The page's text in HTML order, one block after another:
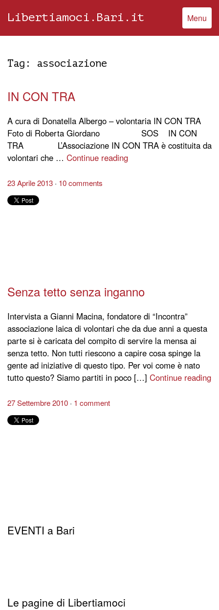
Libertiamoci.Bari.it Menu
Tag: associazione
IN CON TRA
A cura di Donatella Albergo – volontaria IN CON TRA
Foto di Roberta Giordano SOS IN CON
TRA L’Associazione IN CON TRA è costituita da
volontari che … Continue reading
23 Aprile 2013 10 comments
Senza tetto senza inganno
Intervista a Gianni Macina, fondatore di “Incontra”
associazione laica di volontari che da due anni a questa
parte si è caricata del compito di servire la mensa ai
senza tetto. Non tutti riescono a capire cosa spinge la
gente ad iniziative di questo tipo. Per voi come è nato
tutto questo? Siamo partiti in poco […] Continue reading
27 Settembre 2010 1 comment
EVENTI a Bari
Le pagine di Libertiamoci